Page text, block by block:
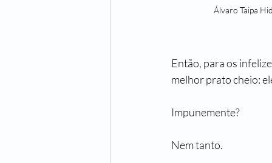
Álvaro Taipa
Então, para os
melhor prato cheio:
Impunemente?
Nem tanto.